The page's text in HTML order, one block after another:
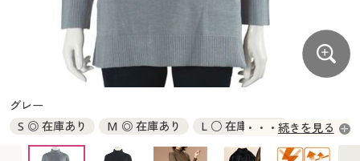
大きいサイズ レディース下着
大きいサイズ メンズ
大きいサイズ 事務・制服
シークレットセール
商品カテゴリ一覧
カタログ
カタログ・チラシからのご注文
デジタルカタログ
大きいサイズ メンズ
大きいサイズ 事務・制服
カタログ
カタログ・チラシからのご注文
カタログ無料プレゼント
グレー
S ◎ 在庫あり
M ◎ 在庫あり
L ○ 在庫わずか
3L ○ 在庫わずか
続きを見る